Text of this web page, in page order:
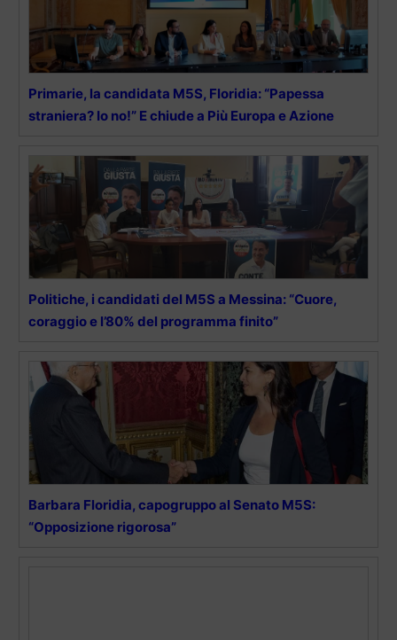
Primarie, la candidata M5S, Floridia: “Papessa
straniera? Io no!” E chiude a Più Europa e Azione
Politiche, i candidati del M5S a Messina: “Cuore,
coraggio e l’80% del programma finito”
Barbara Floridia, capogruppo al Senato M5S:
“Opposizione rigorosa”